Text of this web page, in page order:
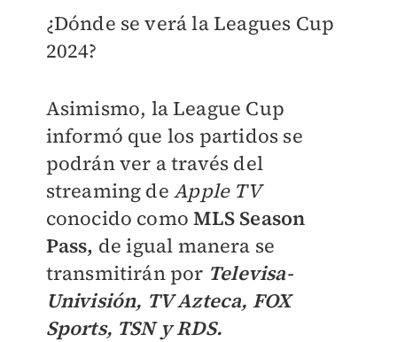
¿Dónde se verá la Leagues Cup
2024?
Asimismo, la League Cup
informó que los partidos se
podrán ver a través del
streaming deApple TV
conocido comoMLS Season
Pass, de igual manera se
transmitirán por Televisa-
Univisión, TV Azteca, FOX
Sports, TSN y RDS.